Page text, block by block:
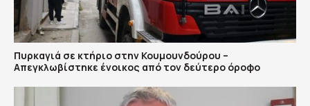
Πυρκαγιά σε κτήριο στην Κουμουνδούρου –
Απεγκλωβίστηκε ένοικος από τον δεύτερο όροφο